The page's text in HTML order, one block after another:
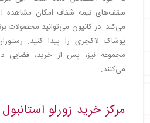
سقف‌های نیمه شفاف امکان مشاهده
می‌کند. در کانیون می‌توانید محصولات
پوشاک لاکچری را پیدا کنید.
مجموعه نیز، پس از خرید، فضایی
می‌کنند.
مرکز خرید زورلو استانبول